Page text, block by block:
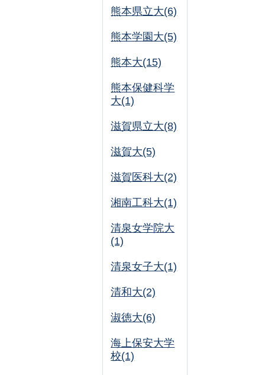
熊本県立大(6)
熊本学園大(5)
熊本大(15)
熊本保健科学
大(1)
滋賀県立大(8)
滋賀大(5)
滋賀医科大(2)
湘南工科大(1)
清泉女学院大
(1)
清泉女子大(1)
清和大(2)
淑徳大(6)
海上保安大学
校(1)